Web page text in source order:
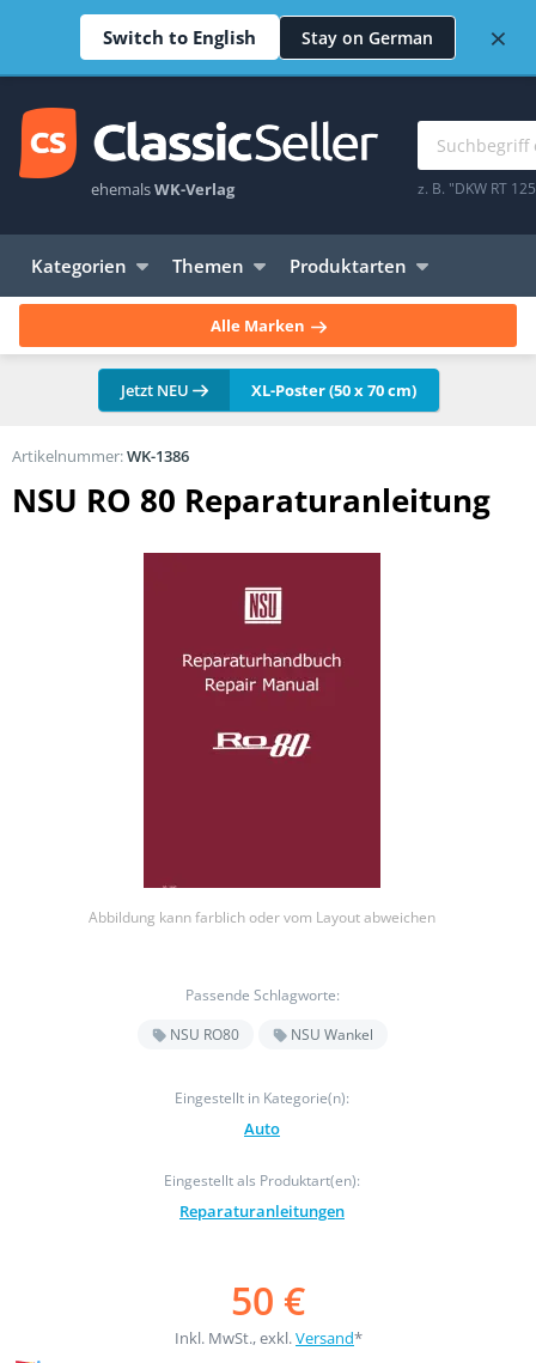
Switch to English Stay on German ×
ehemalsWK-Verlag z. B. "DKW RT
Kategorien Themen Produktarten
Alle Marken
Jetzt NEU XL-Poster (50 x 70 cm)
NSU RO 80 Reparaturanleitung
Abbildung kann farblich oder vom Layout abweichen
Passende Schlagworte:
NSU RO80
NSU Wankel
Eingestellt in Kategorie(n):
Auto
Eingestellt als Produktart(en):
Reparaturanleitungen
Artikelnummer:WK-1386
50 €
Inkl. MwSt., exkl.Versand*